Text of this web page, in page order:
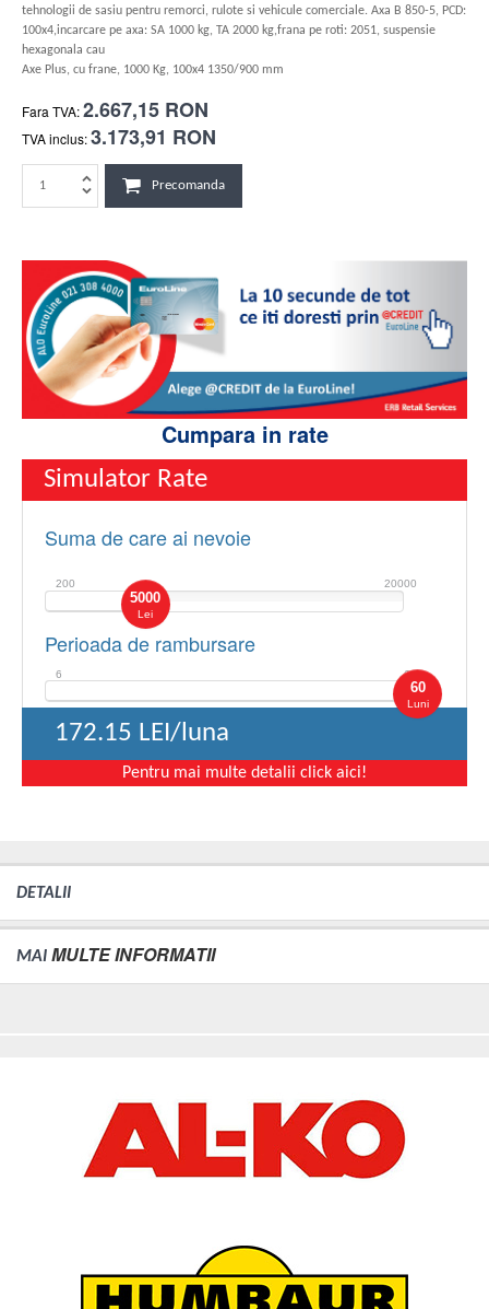
tehnologii de sasiu pentru remorci, rulote si vehicule comerciale. Axa B 850-5, PCD:
100x4,incarcare pe axa: SA 1000 kg, TA 2000 kg,frana pe roti: 2051, suspensie
hexagonala cau
Axe Plus, cu frane, 1000 Kg, 100x4 1350/900 mm
Fara TVA:2.667,15 RON
TVA inclus:3.173,91 RON
Precomanda
Cumpara in rate
Simulator Rate
Suma de care ai nevoie
5000
Lei
200 20000
Perioada de rambursare
60
Luni
6 60
172.15 LEI/luna
Pentru mai multe detalii click aici!
DETALII
MAI MULTE INFORMATII